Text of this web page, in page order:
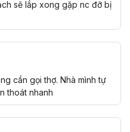
sẽ lắp xong gặp nc đỡ bị
cần gọi thợ. Nhà mình tự
thoát nhanh